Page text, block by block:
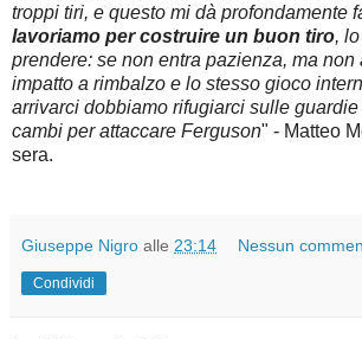
troppi tiri, e questo mi dà profondamente
lavoriamo per costruire un buon tiro,
prendere: se non entra pazienza, ma
impatto a rimbalzo e lo stesso gioco
arrivarci dobbiamo rifugiarci sulle
cambi per attaccare Ferguson" - Matteo
sera.
Giuseppe Nigro alle 23:14 Nessun
Condividi